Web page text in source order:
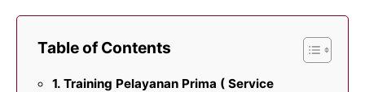
Table of Contents
Training Pelayanan Prima ( Service